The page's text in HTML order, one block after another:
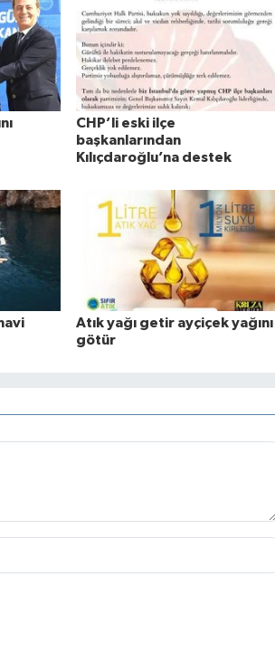
CHP’li eski ilçe
başkanlarından
Kılıçdaroğlu’na destek
Atık yağı getir ayçiçek yağını
götür